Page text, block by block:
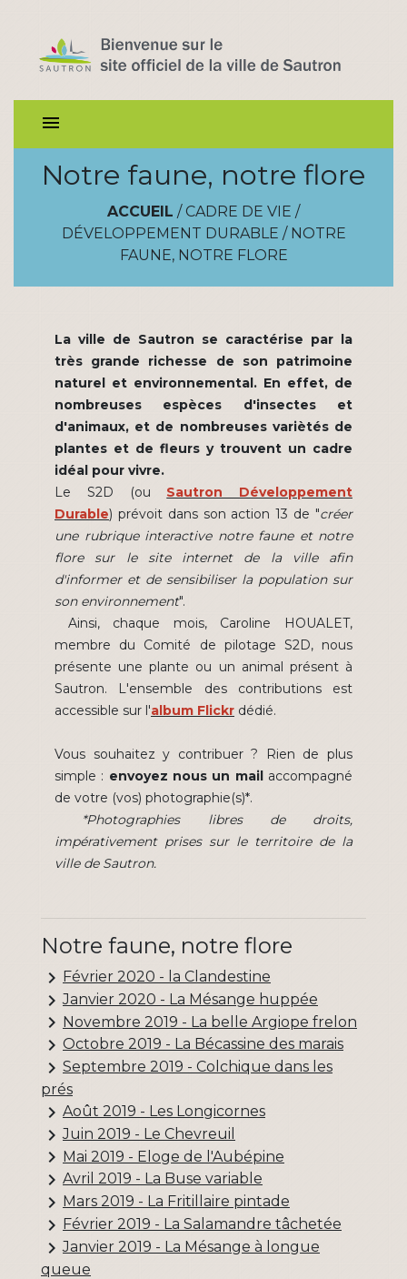
menu
Notre faune, notre flore
ACCUEIL / CADRE DE VIE /
DÉVELOPPEMENT DURABLE / NOTRE
FAUNE, NOTRE FLORE
La ville de Sautron se caractérise par la
très grande richesse de son patrimoine
naturel et environnemental. En effet, de
nombreuses espèces d'insectes et
d'animaux, et de nombreuses variètés de
plantes et de fleurs y trouvent un cadre
idéal pour vivre.
Le S2D (ou Sautron Développement
Durable) prévoit dans son action 13 de "créer
une rubrique interactive notre faune et notre
flore sur le site internet de la ville afin
d'informer et de sensibiliser la population sur
son environnement".
Ainsi, chaque mois, Caroline HOUALET,
membre du Comité de pilotage S2D, nous
présente une plante ou un animal présent à
Sautron. L'ensemble des contributions est
accessible sur l'album Flickr dédié.
Vous souhaitez y contribuer ? Rien de plus
simple : envoyez nous un mail accompagné
de votre (vos) photographie(s)*.
*Photographies libres de droits,
impérativement prises sur le territoire de la
ville de Sautron.
Notre faune, notre flore
keyboard_arrow_right Février 2020 - la Clandestine
keyboard_arrow_rightJanvier 2020 - La Mésange huppée
keyboard_arrow_right Novembre 2019 - La belle Argiope frelon
keyboard_arrow_right Octobre 2019 - La Bécassine des marais
keyboard_arrow_right Septembre 2019 - Colchique dans les
prés
keyboard_arrow_right Août 2019 - Les Longicornes
keyboard_arrow_rightJuin 2019 - Le Chevreuil
keyboard_arrow_right Mai 2019 - Eloge de l'Aubépine
keyboard_arrow_right Avril 2019 - La Buse variable
keyboard_arrow_right Mars 2019 - La Fritillaire pintade
keyboard_arrow_right Février 2019 - La Salamandre tâchetée
keyboard_arrow_rightJanvier 2019 - La Mésange à longue
queue